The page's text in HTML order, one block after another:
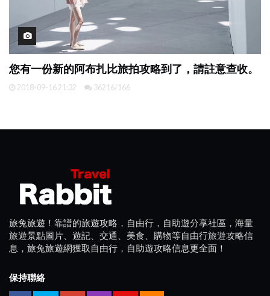
您有一份新的阿布扎比旅拍攻略到了，請註意查收。
2018-09-16 21:32 36216/166
旅兔旅遊！靠譜的旅遊攻略，自由行，自助遊分享社區，海量
旅遊景點圖片、遊記、交通、美食、購物等自由行旅遊攻略信
息，旅兔旅遊網獲取自由行，自助遊攻略信息更全面！
保持聯絡